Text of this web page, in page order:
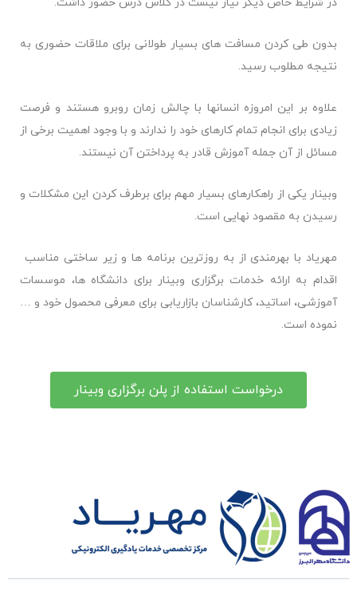
بدون طی کردن مسافت های بسیار طولانی برای ملاقات حضوری به
نتیجه مطلوب رسید.
علاوه بر این امروزه انسانها با چالش زمان روبرو هستند و فرصت
زیادی برای انجام تمام کارهای خود را ندارند و با وجود اهمیت برخی از
مسائل از آن جمله آموزش قادر به پرداختن آن نیستند.
وبینار یکی از راهکارهای بسیار مهم برای برطرف کردن این مشکلات و
رسیدن به مقصود نهایی است.
مهریاد با بهرمندی از به روزترین برنامه ها و زیر ساختی مناسب
اقدام به ارائه خدمات برگزاری وبینار برای دانشگاه ها، موسسات
آموزشی، اساتید، کارشناسان بازاریابی برای معرفی محصول خود و …
نموده است.
درخواست استفاده از پلن برگزاری وبينار